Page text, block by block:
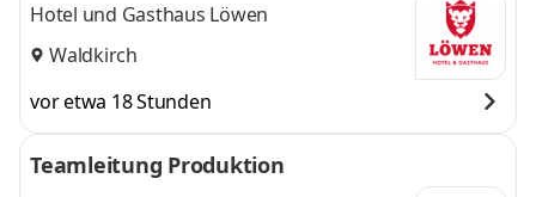
Hotel und Gasthaus Löwen
Waldkirch
vor etwa 18 Stunden
Teamleitung Produktion